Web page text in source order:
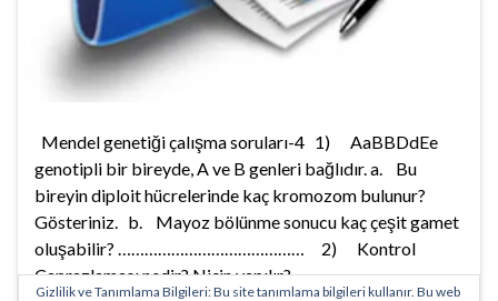
Mendel genetiği çalışma soruları-4 1) AaBBDdEe
genotipli bir bireyde, A ve B genleri bağlıdır. a. Bu
bireyin diploit hücrelerinde kaç kromozom bulunur?
Gösteriniz. b. Mayoz bölünme sonucu kaç çeşit gamet
oluşabilir? …………………………………… 2) Kontrol
Çaprazlaması nedir? Niçin yapılır?
Gizlilik ve Tanımlama Bilgileri: Bu site tanımlama bilgileri kullanır. Bu web